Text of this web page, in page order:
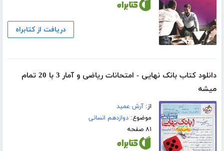
دریافت از کتابراه
دانلود کتاب بانک نهایی - امتحانات ریاضی و آمار 3 با 20 تمام
میشه
از:آرش عمید
موضوع:دوازدهم انسانی
۸۱ صفحه